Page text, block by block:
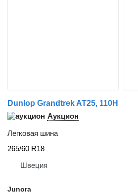
Dunlop Grandtrek AT25, 110H
Аукцион
Легковая шина
265/60 R18
Швеция
Junora